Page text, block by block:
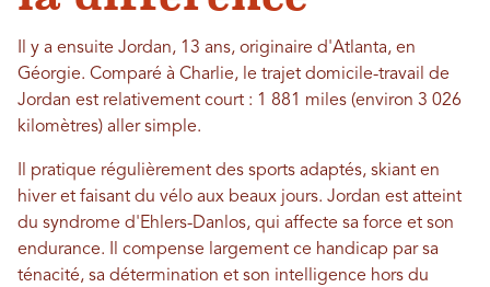
Il y a ensuite Jordan, 13 ans, originaire d'Atlanta, en
Géorgie. Comparé à Charlie, le trajet domicile-travail de
Jordan est relativement court : 1 881 miles (environ 3 026
kilomètres) aller simple.
Il pratique régulièrement des sports adaptés, skiant en
hiver et faisant du vélo aux beaux jours. Jordan est atteint
du syndrome d'Ehlers-Danlos, qui affecte sa force et son
endurance. Il compense largement ce handicap par sa
ténacité, sa détermination et son intelligence hors du